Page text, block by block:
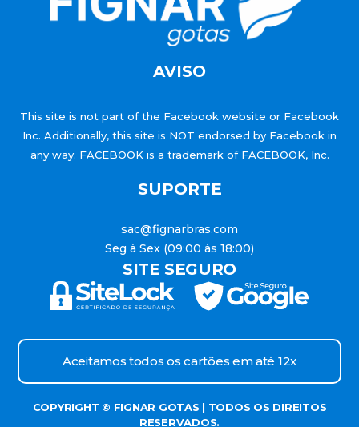
AVISO
This site is not part of the Facebook website or Facebook
Inc. Additionally, this site is NOT endorsed by Facebook in
any way. FACEBOOK is a trademark of FACEBOOK, Inc.
SUPORTE
sac@fignarbras.com
Seg à Sex (09:00 às 18:00)
SITE SEGURO
Aceitamos todos os cartões em até 12x
COPYRIGHT © FIGNAR GOTAS | TODOS OS DIREITOS
RESERVADOS.